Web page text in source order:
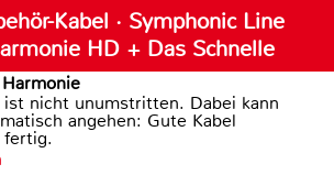
Kabel · Symphonic Line
HD + Das Schnelle
ist nicht unumstritten. Dabei kann
angehen: Gute Kabel
fertig.